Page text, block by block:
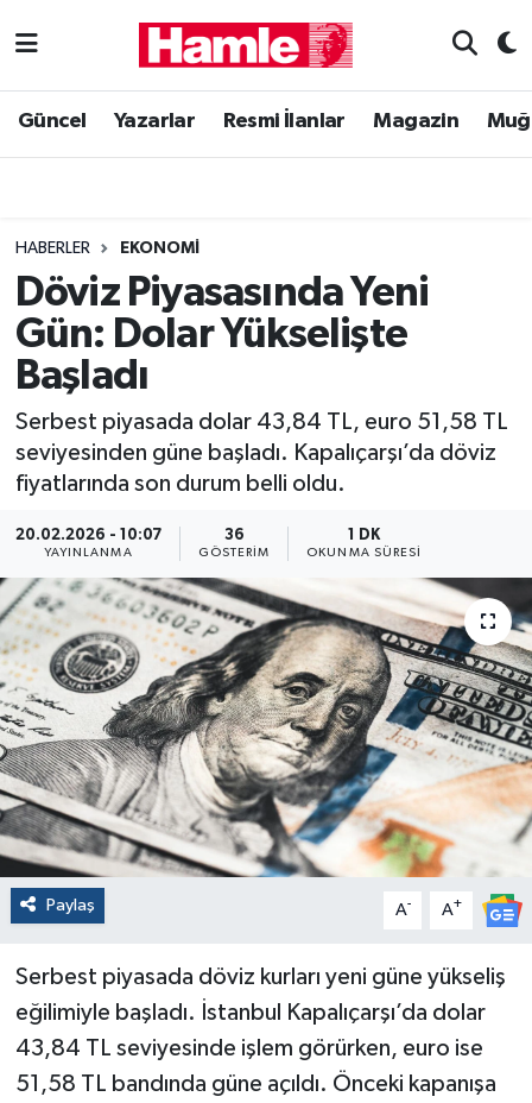
Güncel Yazarlar Resmi İlanlar Magazin
HABERLER EKONOMI
Döviz Piyasasında Yeni
Gün: Dolar Yükselişte
Başladı
Serbest piyasada dolar 43,84 TL, euro 51,58 TL
seviyesinden güne başladı. Kapalıçarşı’da döviz
fiyatlarında son durum belli oldu.
20.02.2026 - 10:07
YAYINLANMA
36
GÖSTERIM
1 DK
OKUNMA SÜRESI
Paylaş A- A+
Serbest piyasada döviz kurları yeni güne yükseliş
eğilimiyle başladı. İstanbul Kapalıçarşı’da dolar
43,84 TL seviyesinde işlem görürken, euro ise
51,58 TL bandında güne açıldı. Önceki kapanışa
Güncel
Magazin
Muğla Haber
Siyaset
Muğla Nöbetçi Eczaneler
Muğla Trafik Yoğunluk Haritası
Süper Lig Puan Durumu ve Fikstür
Tüm Manşetler
Son Dakika Haberleri